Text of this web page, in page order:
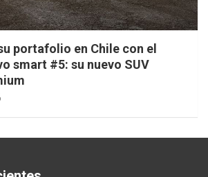
portafolio en Chile con el
smart #5: su nuevo SUV